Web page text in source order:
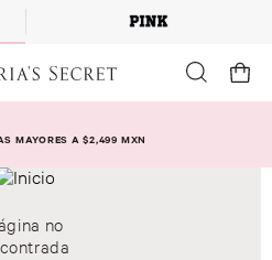
MAYORES A $2,499 MXN
no